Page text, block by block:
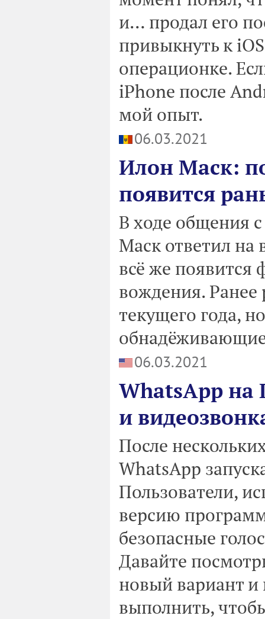
и… продал его
привыкнуть к
операционке.
iPhone после
мой опыт.
06.03.2021
Илон Маск:
появится
В ходе общения
Маск ответил на
всё же появится
вождения. Ранее
текущего года,
06.03.2021
WhatsApp на
и
После
WhatsApp
Пользователи,
версию
безопасные
Давайте
новый вариант
выполнить,